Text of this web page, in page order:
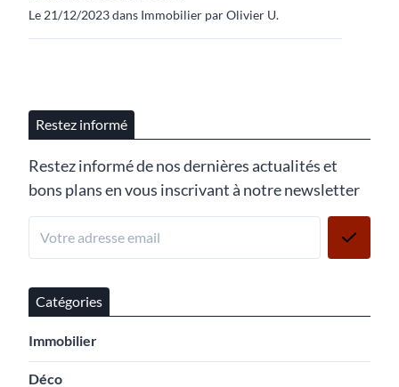
Le 21/12/2023 dans Immobilier par Olivier U.
Restez informé
Restez informé de nos dernières actualités et
bons plans en vous inscrivant à notre newsletter
Catégories
Immobilier
Déco